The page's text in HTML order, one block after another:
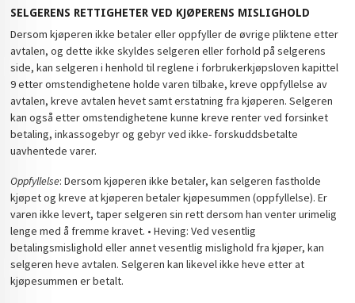
SELGERENS RETTIGHETER VED KJØPERENS MISLIGHOLD
Dersom kjøperen ikke betaler eller oppfyller de øvrige pliktene etter
avtalen, og dette ikke skyldes selgeren eller forhold på selgerens
side, kan selgeren i henhold til reglene i forbrukerkjøpsloven kapittel
9 etter omstendighetene holde varen tilbake, kreve oppfyllelse av
avtalen, kreve avtalen hevet samt erstatning fra kjøperen. Selgeren
kan også etter omstendighetene kunne kreve renter ved forsinket
betaling, inkassogebyr og gebyr ved ikke- forskuddsbetalte
uavhentede varer.
Oppfyllelse: Dersom kjøperen ikke betaler, kan selgeren fastholde
kjøpet og kreve at kjøperen betaler kjøpesummen (oppfyllelse). Er
varen ikke levert, taper selgeren sin rett dersom han venter urimelig
lenge med å fremme kravet. • Heving: Ved vesentlig
betalingsmislighold eller annet vesentlig mislighold fra kjøper, kan
selgeren heve avtalen. Selgeren kan likevel ikke heve etter at
kjøpesummen er betalt.